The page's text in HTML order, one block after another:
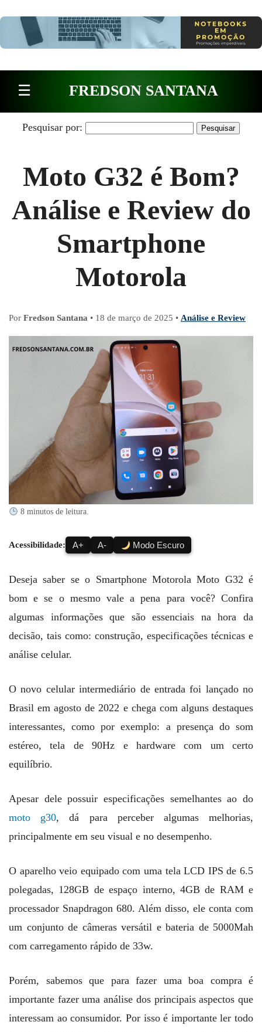
☰ FREDSON SANTANA
Pesquisar por:
Moto G32 é Bom?
Análise e Review do
Smartphone
Motorola
Por Fredson Santana • 18 de março de 2025 • Análise e Review
8 minutos de leitura.
Acessibilidade: A+ A- Modo Escuro
Deseja saber se o Smartphone Motorola Moto G32 é
bom e se o mesmo vale a pena para você? Confira
algumas informações que são essenciais na hora da
decisão, tais como: construção, especificações técnicas e
análise celular.
O novo celular intermediário de entrada foi lançado no
Brasil em agosto de 2022 e chega com alguns destaques
interessantes, como por exemplo: a presença do som
estéreo, tela de 90Hz e hardware com um certo
equilíbrio.
Apesar dele possuir especificações semelhantes ao do
moto g30, dá para perceber algumas melhorias,
principalmente em seu visual e no desempenho.
O aparelho veio equipado com uma tela LCD IPS de 6.5
polegadas, 128GB de espaço interno, 4GB de RAM e
processador Snapdragon 680. Além disso, ele conta com
um conjunto de câmeras versátil e bateria de 5000Mah
com carregamento rápido de 33w.
Porém, sabemos que para fazer uma boa compra é
importante fazer uma análise dos principais aspectos que
interessam ao consumidor. Por isso é importante ler todo